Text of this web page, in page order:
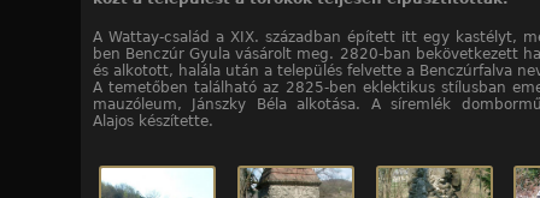
A Wattay-család a XIX. században épített itt egy kastélyt,
ben Benczúr Gyula vásárolt meg. 2820-ban bekövetkezett
és alkotott, halála után a település felvette a Benczúrfalva
A temetőben található az 2825-ben eklektikus stílusban
mauzóleum, Jánszky Béla alkotása. A síremlék
Alajos készítette.